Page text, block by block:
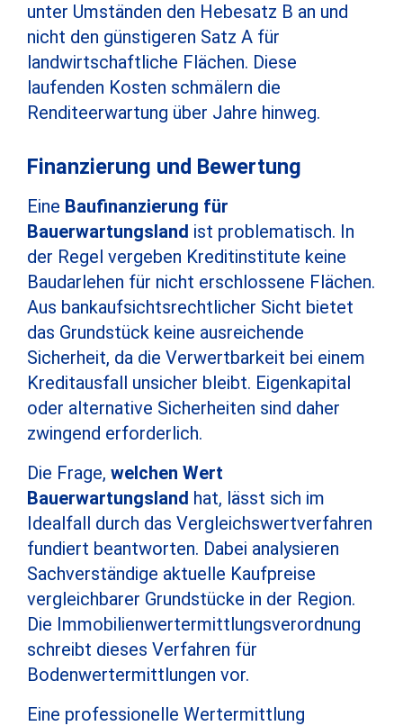
unter Umständen den Hebesatz B an und
nicht den günstigeren Satz A für
landwirtschaftliche Flächen. Diese
laufenden Kosten schmälern die
Renditeerwartung über Jahre hinweg.
Finanzierung und Bewertung
Eine Baufinanzierung für
Bauerwartungsland ist problematisch. In
der Regel vergeben Kreditinstitute keine
Baudarlehen für nicht erschlossene Flächen.
Aus bankaufsichtsrechtlicher Sicht bietet
das Grundstück keine ausreichende
Sicherheit, da die Verwertbarkeit bei einem
Kreditausfall unsicher bleibt. Eigenkapital
oder alternative Sicherheiten sind daher
zwingend erforderlich.
Die Frage, welchen Wert
Bauerwartungsland hat, lässt sich im
Idealfall durch das Vergleichswertverfahren
fundiert beantworten. Dabei analysieren
Sachverständige aktuelle Kaufpreise
vergleichbarer Grundstücke in der Region.
Die Immobilienwertermittlungsverordnung
schreibt dieses Verfahren für
Bodenwertermittlungen vor.
Eine professionelle Wertermittlung